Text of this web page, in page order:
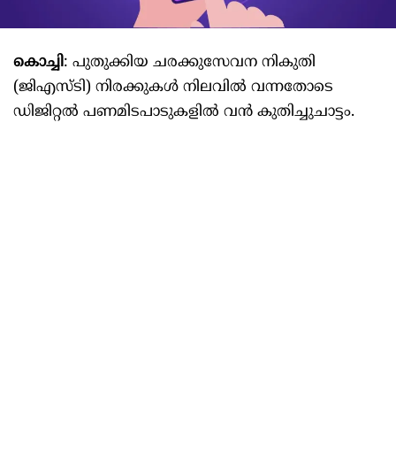
കൊച്ചി: പുതുക്കിയ ചരക്കുസേവന നികുതി
(ജിഎസ്ടി) നിരക്കുകള്‍ നിലവില്‍ വന്നതോടെ
ഡിജിറ്റല്‍ പണമിടപാടുകളില്‍ വൻ കുതിച്ചുചാട്ടം.